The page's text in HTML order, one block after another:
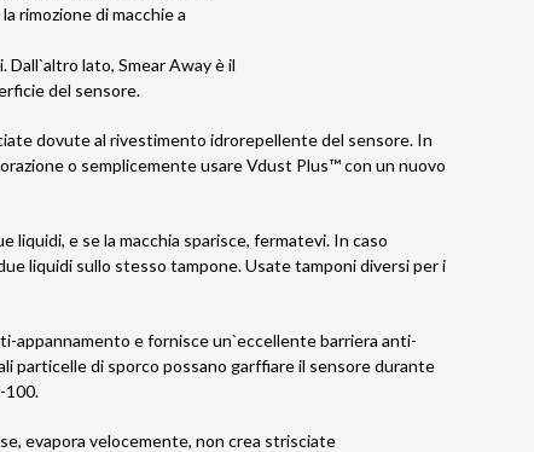
rimozione di macchie a
lato, Smear Away è il
del sensore.
dovute al rivestimento idrorepellente del sensore. In
o semplicemente usare Vdust Plus™ con un nuovo
liquidi, e se la macchia sparisce, fermatevi. In caso
liquidi sullo stesso tampone. Usate tamponi diversi per i
appannamento e fornisce un`eccellente barriera anti-
particelle di sporco possano garffiare il sensore durante
100.
evapora velocemente, non crea strisciate